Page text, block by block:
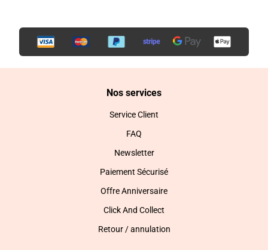
Nos services
Service Client
FAQ
Newsletter
Paiement Sécurisé
Offre Anniversaire
Click And Collect
Retour / annulation